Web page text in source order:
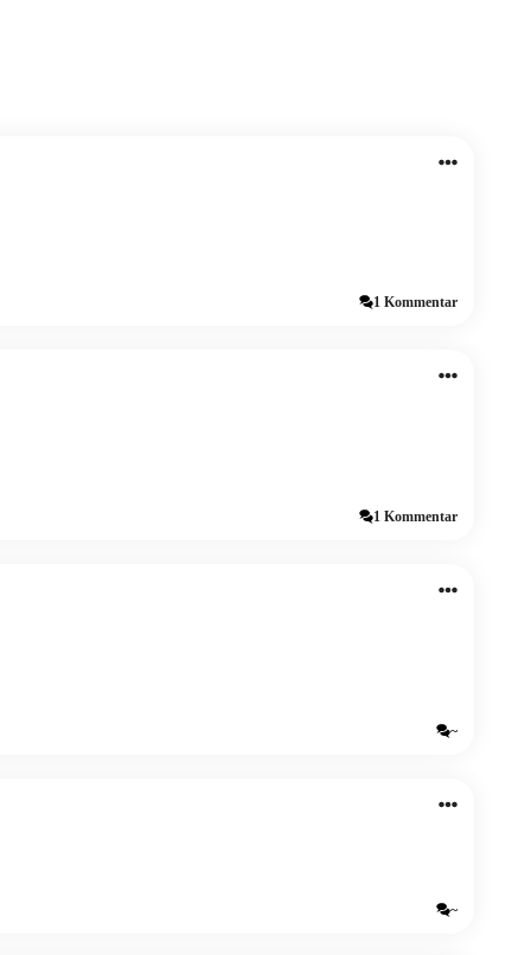
1 Kommentar
1 Kommentar
~
~